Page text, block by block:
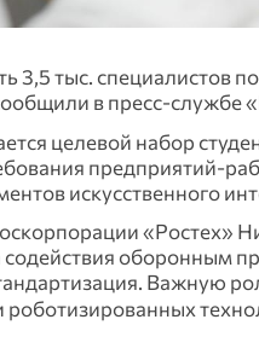
3,5 тыс. специалистов
в пресс-службе
целевой набор
предприятий-
искусственного
«Ростех»
оборонным
Важную